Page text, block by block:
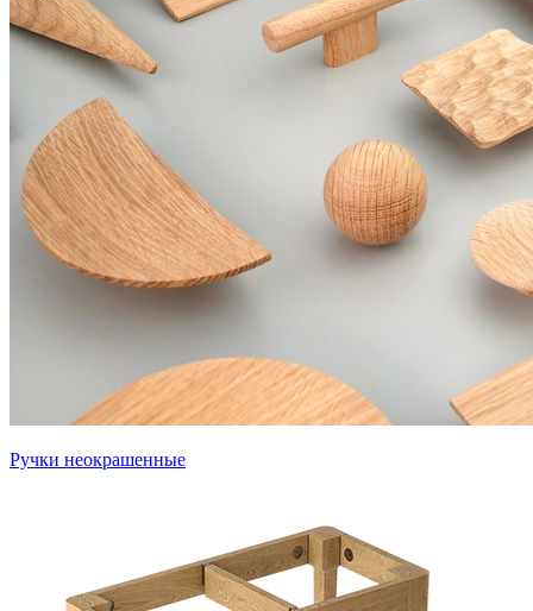
Ручки неокрашенные